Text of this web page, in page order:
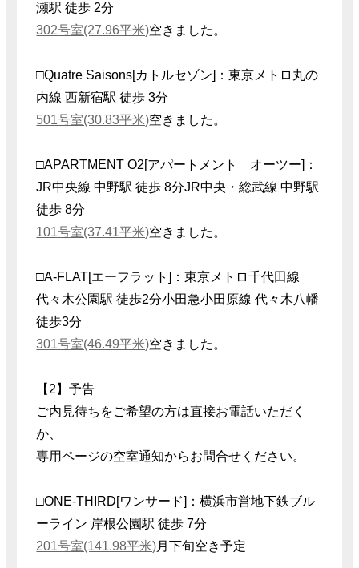
瀬駅 徒歩 2分
302号室(27.96平米)空きました。
□Quatre Saisons[カトルセゾン]：東京メトロ丸の
内線 西新宿駅 徒歩 3分
501号室(30.83平米)空きました。
□APARTMENT O2[アパートメント オーツー]：
JR中央線 中野駅 徒歩 8分JR中央・総武線 中野駅
徒歩 8分
101号室(37.41平米)空きました。
□A-FLAT[エーフラット]：東京メトロ千代田線
代々木公園駅 徒歩2分小田急小田原線 代々木八幡
徒歩3分
301号室(46.49平米)空きました。
【2】予告
ご内見待ちをご希望の方は直接お電話いただく
か、
専用ページの空室通知からお問合せください。
□ONE-THIRD[ワンサード]：横浜市営地下鉄ブル
ーライン 岸根公園駅 徒歩 7分
201号室(141.98平米)月下旬空き予定